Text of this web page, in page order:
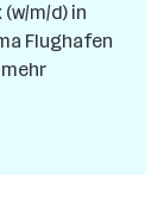
m/d) in
Flughafen